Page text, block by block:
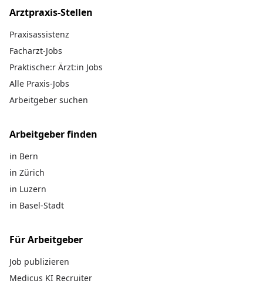
Arztpraxis-Stellen
Praxisassistenz
Facharzt-Jobs
Praktische:r Ärzt:in Jobs
Alle Praxis-Jobs
Arbeitgeber suchen
Arbeitgeber finden
in Bern
in Zürich
in Luzern
in Basel-Stadt
Für Arbeitgeber
Job publizieren
Medicus KI Recruiter